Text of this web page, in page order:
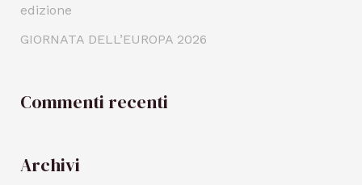
edizione
GIORNATA DELL’EUROPA 2026
Commenti recenti
Archivi